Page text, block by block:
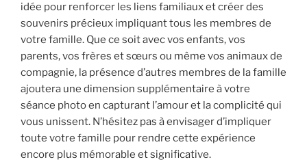
idée pour renforcer les liens familiaux et créer des
souvenirs précieux impliquant tous les membres de
votre famille. Que ce soit avec vos enfants, vos
parents, vos frères et sœurs ou même vos animaux de
compagnie, la présence d’autres membres de la famille
ajoutera une dimension supplémentaire à votre
séance photo en capturant l’amour et la complicité qui
vous unissent. N’hésitez pas à envisager d’impliquer
toute votre famille pour rendre cette expérience
encore plus mémorable et significative.